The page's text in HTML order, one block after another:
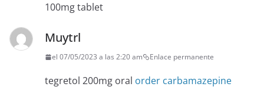
100mg tablet
Muytrl
el 07/05/2023 a las 2:20 am Enlace permanente
tegretol 200mg oral order carbamazepine